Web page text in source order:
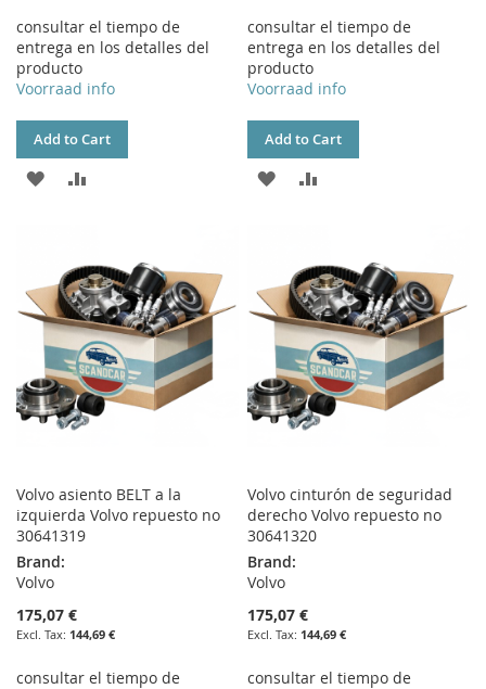
consultar el tiempo de
entrega en los detalles del
producto
Voorraad info
Add to Cart
ADD
LIST
consultar el tiempo de
entrega en los detalles del
producto
Voorraad info
Add to Cart
ADD
LIST
Volvo asiento BELT a la
izquierda Volvo repuesto no
30641319
Brand:
Volvo
175,07 €
144,69 €
consultar el tiempo de
Volvo cinturón de seguridad
derecho Volvo repuesto no
30641320
Brand:
Volvo
175,07 €
144,69 €
consultar el tiempo de